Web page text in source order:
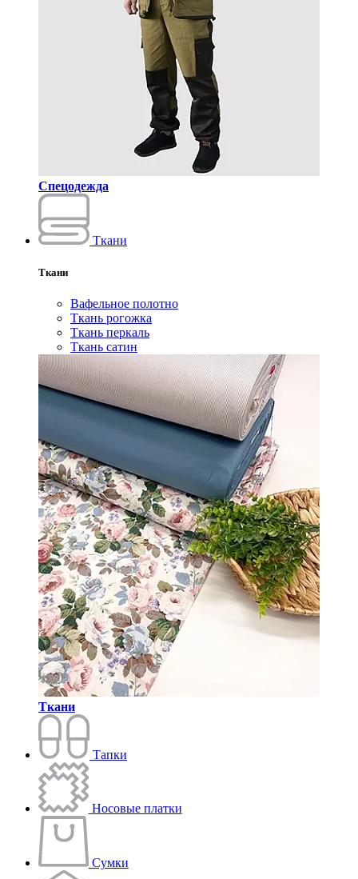
Спецодежда
Ткани
Ткани
Вафельное полотно
Ткань рогожка
Ткань перкаль
Ткань сатин
Ткани
Тапки
Носовые платки
Сумки